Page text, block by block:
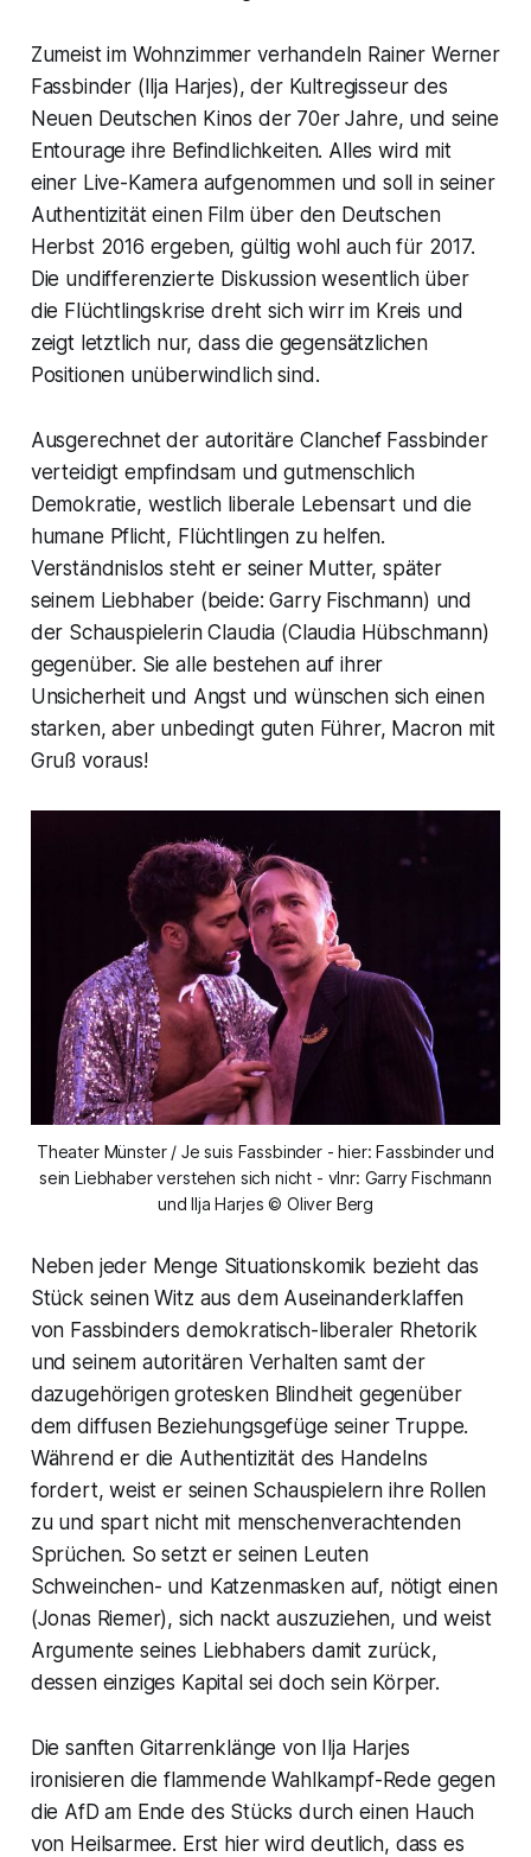
Zumeist im Wohnzimmer verhandeln Rainer Werner
Fassbinder (Ilja Harjes), der Kultregisseur des
Neuen Deutschen Kinos der 70er Jahre, und seine
Entourage ihre Befindlichkeiten. Alles wird mit
einer Live-Kamera aufgenommen und soll in seiner
Authentizität einen Film über den Deutschen
Herbst 2016 ergeben, gültig wohl auch für 2017.
Die undifferenzierte Diskussion wesentlich über
die Flüchtlingskrise dreht sich wirr im Kreis und
zeigt letztlich nur, dass die gegensätzlichen
Positionen unüberwindlich sind.
Ausgerechnet der autoritäre Clanchef Fassbinder
verteidigt empfindsam und gutmenschlich
Demokratie, westlich liberale Lebensart und die
humane Pflicht, Flüchtlingen zu helfen.
Verständnislos steht er seiner Mutter, später
seinem Liebhaber (beide: Garry Fischmann) und
der Schauspielerin Claudia (Claudia Hübschmann)
gegenüber. Sie alle bestehen auf ihrer
Unsicherheit und Angst und wünschen sich einen
starken, aber unbedingt guten Führer, Macron mit
Gruß voraus!
Theater Münster / Je suis Fassbinder - hier: Fassbinder und
sein Liebhaber verstehen sich nicht - vlnr: Garry Fischmann
und Ilja Harjes © Oliver Berg
Neben jeder Menge Situationskomik bezieht das
Stück seinen Witz aus dem Auseinanderklaffen
von Fassbinders demokratisch-liberaler Rhetorik
und seinem autoritären Verhalten samt der
dazugehörigen grotesken Blindheit gegenüber
dem diffusen Beziehungsgefüge seiner Truppe.
Während er die Authentizität des Handelns
fordert, weist er seinen Schauspielern ihre Rollen
zu und spart nicht mit menschenverachtenden
Sprüchen. So setzt er seinen Leuten
Schweinchen- und Katzenmasken auf, nötigt einen
(Jonas Riemer), sich nackt auszuziehen, und weist
Argumente seines Liebhabers damit zurück,
dessen einziges Kapital sei doch sein Körper.
Die sanften Gitarrenklänge von Ilja Harjes
ironisieren die flammende Wahlkampf-Rede gegen
die AfD am Ende des Stücks durch einen Hauch
von Heilsarmee. Erst hier wird deutlich, dass es